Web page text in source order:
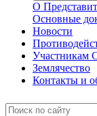
О
Основные
Новости
Участникам
Землячество
Контакты и